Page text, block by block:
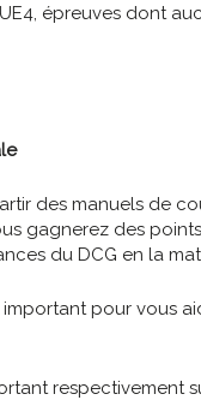
épreuves dont
des manuels de
gagnerez des
du DCG en la
important pour vous
respectivement